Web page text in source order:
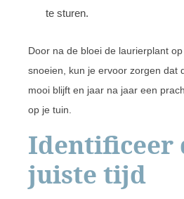
te sturen.
Door na de bloei de laurierplant
snoeien, kun je ervoor zorgen dat
mooi blijft en jaar na jaar een
op je tuin.
Identificeer
juiste tijd